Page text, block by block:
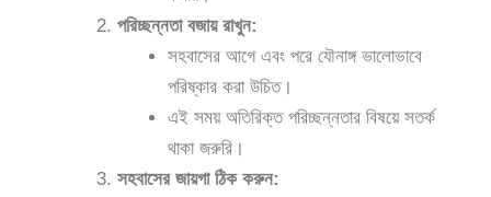
পরিচ্ছন্নতা বজায় রাখুন:
সহবাসের আগে এবং পরে যৌনাঙ্গ ভালোভাবে
পরিষ্কার করা উচিত।
এই সময় অতিরিক্ত পরিচ্ছন্নতার বিষয়ে সতর্ক
থাকা জরুরি।
সহবাসের জায়গা ঠিক করুন: